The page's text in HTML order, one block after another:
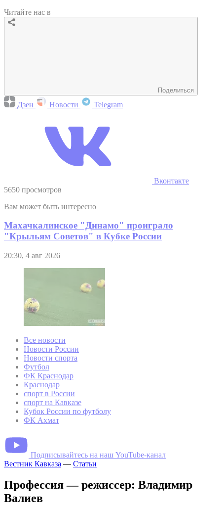
Читайте нас в
Поделиться
Дзен Новости Telegram
Вконтакте
5650 просмотров
Вам может быть интересно
Махачкалинское "Динамо" проиграло
"Крыльям Советов" в Кубке России
20:30, 4 авг 2026
Все новости
Новости России
Новости спорта
Футбол
ФК Краснодар
Краснодар
спорт в России
спорт на Кавказе
Кубок России по футболу
ФК Ахмат
Подписывайтесь на наш YouTube-канал
Вестник Кавказа — Статьи
Профессия — режиссер: Владимир
Валиев